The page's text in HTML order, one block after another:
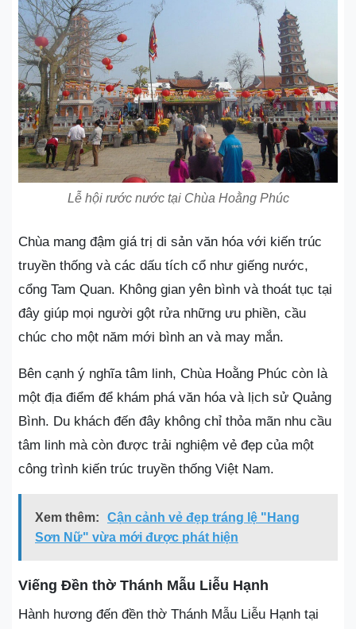
Lễ hội rước nước tại Chùa Hoằng Phúc
Chùa mang đậm giá trị di sản văn hóa với kiến trúc
truyền thống và các dấu tích cổ như giếng nước,
cổng Tam Quan. Không gian yên bình và thoát tục tại
đây giúp mọi người gột rửa những ưu phiền, cầu
chúc cho một năm mới bình an và may mắn.
Bên cạnh ý nghĩa tâm linh, Chùa Hoằng Phúc còn là
một địa điểm để khám phá văn hóa và lịch sử Quảng
Bình. Du khách đến đây không chỉ thỏa mãn nhu cầu
tâm linh mà còn được trải nghiệm vẻ đẹp của một
công trình kiến trúc truyền thống Việt Nam.
Xem thêm:
Cận cảnh vẻ đẹp tráng lệ "Hang
Sơn Nữ" vừa mới được phát hiện
Viếng Đền thờ Thánh Mẫu Liễu Hạnh
Hành hương đến đền thờ Thánh Mẫu Liễu Hạnh tại